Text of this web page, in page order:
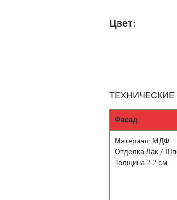
Цвет:
ТЕХНИЧЕСКИЕ
Фасад
Материал: МДФ
Отделка:Лак /
Толщина 2.2 см